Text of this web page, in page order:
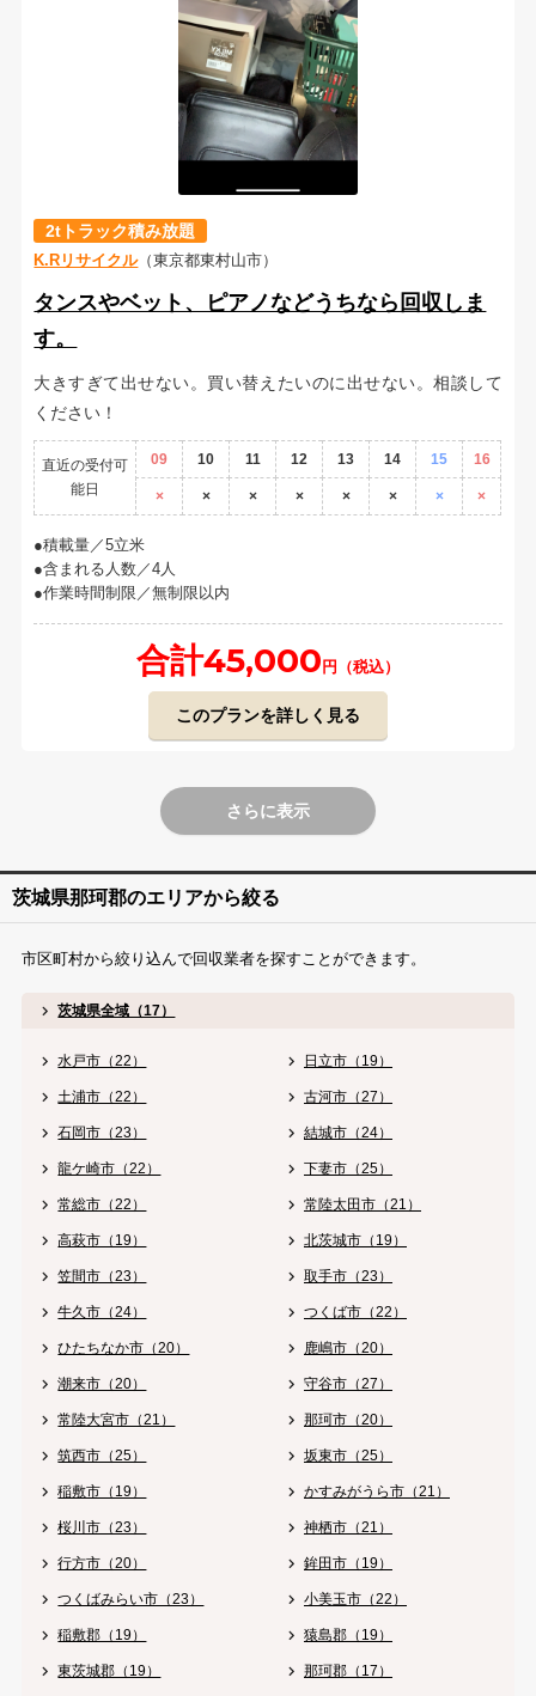
2tトラック積み放題
K.Rリサイクル（東京都東村山市）
タンスやベット、ピアノなどうちなら回収しま
す。
大きすぎて出せない。買い替えたいのに出せない。相談して
ください！
直近の受付可
能日
09 10 11 12 13 14 15 16
× × × × × × × ×
積載量／5立米
含まれる人数／4人
作業時間制限／無制限以内
合計45,000 円（税込）
このプランを詳しく見る
さらに表示
茨城県那珂郡のエリアから絞る
市区町村から絞り込んで回収業者を探すことができます。
茨城県全域（17）
水戸市（22） 日立市（19）
土浦市（22） 古河市（27）
石岡市（23） 結城市（24）
龍ケ崎市（22） 下妻市（25）
常総市（22） 常陸太田市（21）
高萩市（19） 北茨城市（19）
笠間市（23） 取手市（23）
牛久市（24） つくば市（22）
ひたちなか市（20） 鹿嶋市（20）
潮来市（20） 守谷市（27）
常陸大宮市（21） 那珂市（20）
筑西市（25） 坂東市（25）
稲敷市（19） かすみがうら市（21）
桜川市（23） 神栖市（21）
行方市（20） 鉾田市（19）
つくばみらい市（23） 小美玉市（22）
稲敷郡（19） 猿島郡（19）
東茨城郡（19） 那珂郡（17）